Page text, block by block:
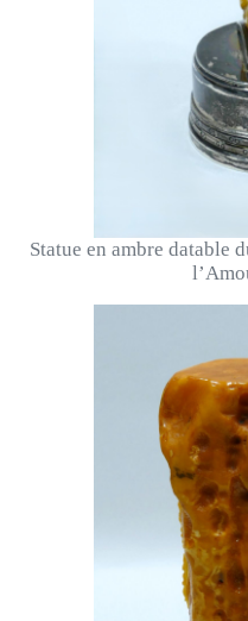
Statue en ambre datable